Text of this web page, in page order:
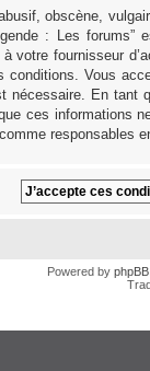
obscène,
: Les
votre fournisseur
Vous
En tant
ces informations
Powered by phpBB